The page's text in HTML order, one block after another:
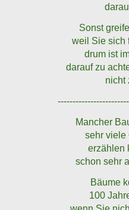
Sonst
weil Sie sich
drum ist
darauf zu
nicht
Mancher
sehr viele
erzählen
schon sehr
Bäume
100